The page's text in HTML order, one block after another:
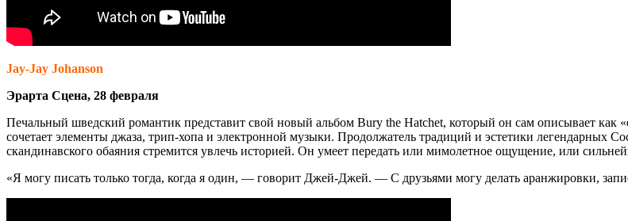
Jay-Jay Johanson
Эрарта Сцена, 28 февраля
Печальный шведский романтик представит свой новый альбом Bury the Hatchet, который он сам описывает как
сочетает элементы джаза, трип-хопа и электронной музыки. Продолжатель традиций и эстетики легендарных
скандинавского обаяния стремится увлечь историей. Он умеет передать или мимолетное ощущение, или
«Я могу писать только тогда, когда я один, — говорит Джей-Джей. — С друзьями могу делать аранжировки,